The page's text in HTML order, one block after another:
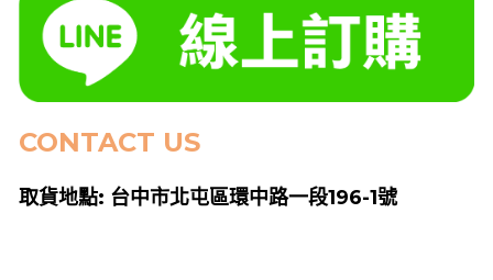
CONTACT US
取貨地點: 台中市北屯區環中路一段196-1號